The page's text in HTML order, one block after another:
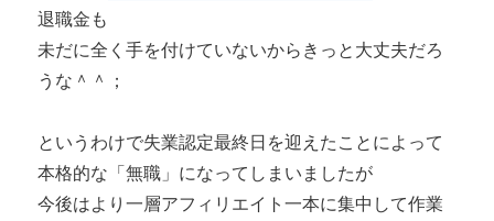
退職金も
未だに全く手を付けていないからきっと大丈夫だろ
うな＾＾；
というわけで失業認定最終日を迎えたことによって
本格的な「無職」になってしまいましたが
今後はより一層アフィリエイト一本に集中して作業